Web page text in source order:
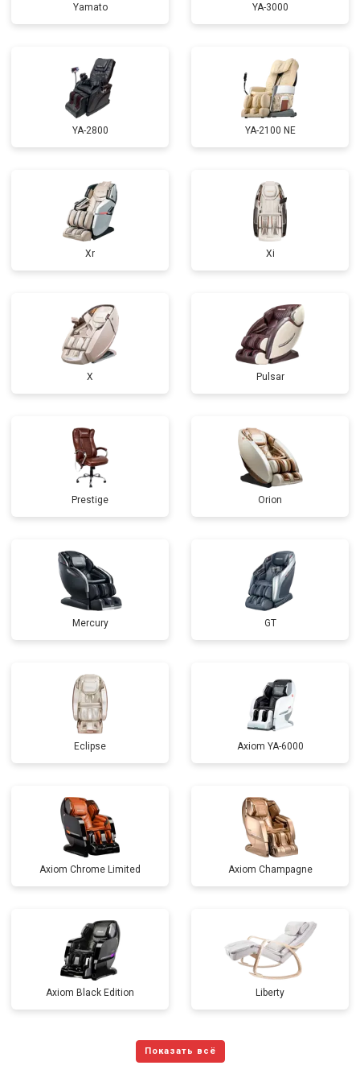
Ремонт сканера от 4800 ₽ Заказать
Ремонт купюроприемника Заказать
Замена сетевого трансформатора от 4500 ₽ Заказать
Ремонт микро-лифта от 5500 ₽ Заказать
Yamato YA-3000
YA-2800 YA-2100 NE
Xr Xi
X Pulsar
Prestige Orion
Mercury GT
Eclipse Axiom YA-6000
Axiom Chrome Limited Axiom Champagne
Axiom Black Edition Liberty